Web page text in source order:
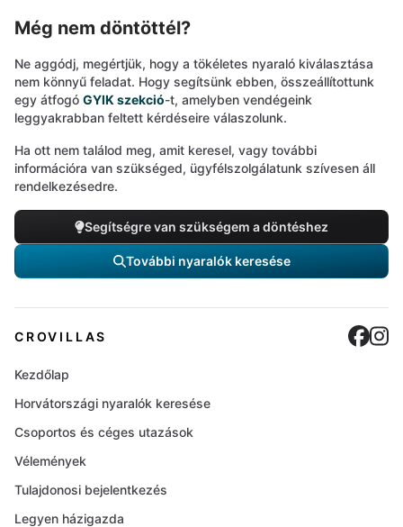
Még nem döntöttél?
Ne aggódj, megértjük, hogy a tökéletes nyaraló kiválasztása
nem könnyű feladat. Hogy segítsünk ebben, összeállítottunk
egy átfogó GYIK szekció-t, amelyben vendégeink
leggyakrabban feltett kérdéseire válaszolunk.
Ha ott nem találod meg, amit keresel, vagy további
információra van szükséged, ügyfélszolgálatunk szívesen áll
rendelkezésedre.
Segítségre van szükségem a döntéshez
További nyaralók keresése
CROVILLAS
Kezdőlap
Horvátországi nyaralók keresése
Csoportos és céges utazások
Vélemények
Tulajdonosi bejelentkezés
Legyen házigazda